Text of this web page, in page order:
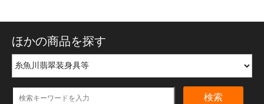
ほかの商品を探す
検索